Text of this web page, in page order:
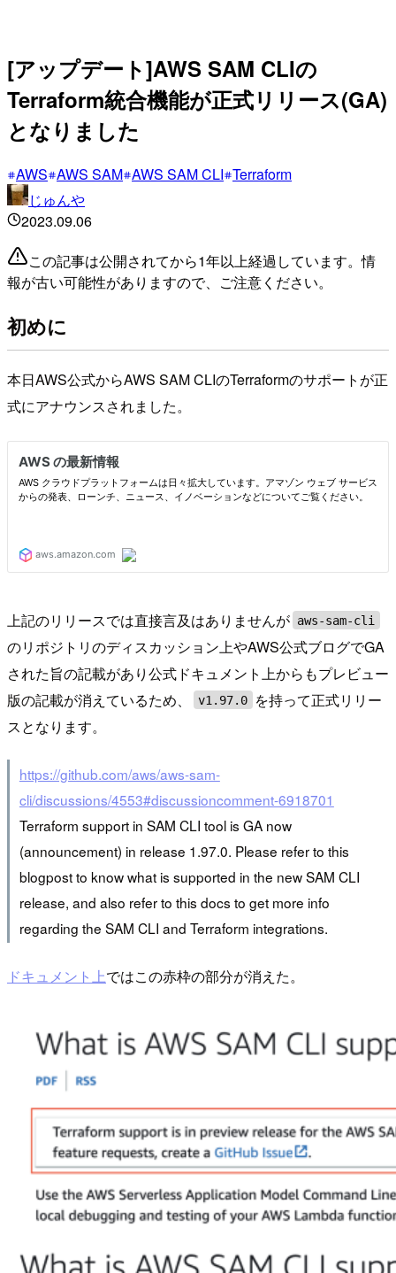
[アップデート]AWS SAM CLIの
Terraform統合機能が正式リリース(GA)
となりました
AWS AWS SAM AWS SAM CLI Terraform
じゅんや
2023.09.06
この記事は公開されてから1年以上経過しています。情
報が古い可能性がありますので、ご注意ください。
初めに
本日AWS公式からAWS SAM CLIのTerraformのサポートが正
式にアナウンスされました。
上記のリリースでは直接言及はありませんが aws-sam-cli
のリポジトリのディスカッション上やAWS公式ブログでGA
された旨の記載があり公式ドキュメント上からもプレビュー
版の記載が消えているため、
v1.97.0
を持って正式リリー
スとなります。
https://github.com/aws/aws-sam-
cli/discussions/4553#discussioncomment-6918701
Terraform support in SAM CLI tool is GA now
(announcement) in release 1.97.0. Please refer to this
blogpost to know what is supported in the new SAM CLI
release, and also refer to this docs to get more info
regarding the SAM CLI and Terraform integrations.
ドキュメント上ではこの赤枠の部分が消えた。